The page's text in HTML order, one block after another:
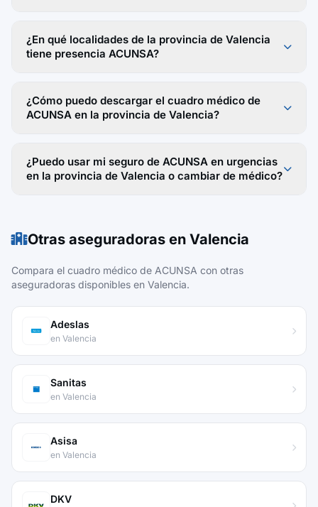
¿En qué localidades de la provincia de Valencia
tiene presencia ACUNSA?
¿Cómo puedo descargar el cuadro médico de
ACUNSA en la provincia de Valencia?
¿Puedo usar mi seguro de ACUNSA en urgencias
en la provincia de Valencia o cambiar de médico?
Otras aseguradoras en Valencia
Compara el cuadro médico de ACUNSA con otras
aseguradoras disponibles en Valencia.
Adeslas
en Valencia
Sanitas
en Valencia
Asisa
en Valencia
DKV